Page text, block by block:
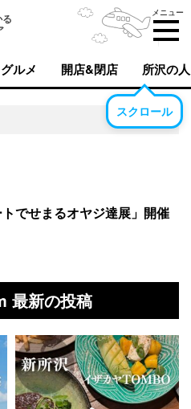
メニュー
グルメ 開店&閉店 所沢の人
スクロール
トでせまるオヤジ達展」開催
最新の投稿